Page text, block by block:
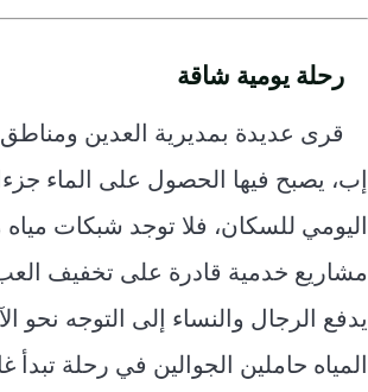
رحلة يومية شاقة
قرى عديدة بمديرية العدين
إب، يصبح فيها الحصول على الماء
اليومي للسكان، فلا توجد شبكات مياه
مشاريع خدمية قادرة على تخفيف
يدفع الرجال والنساء إلى التوجه نحو
المياه حاملين الجوالين في رحلة تبدأ